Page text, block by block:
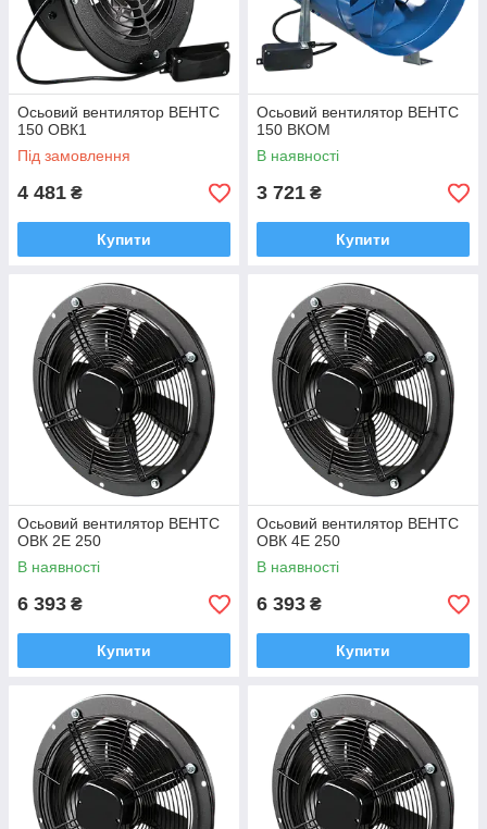
Осьовий вентилятор ВЕНТС
150 ОВК1
Під замовлення
4 481 ₴
Купити
Осьовий вентилятор ВЕНТС
150 ВКОМ
В наявності
3 721 ₴
Купити
Осьовий вентилятор ВЕНТС
ОВК 2Е 250
В наявності
6 393 ₴
Купити
Осьовий вентилятор ВЕНТС
ОВК 4Е 250
В наявності
6 393 ₴
Купити